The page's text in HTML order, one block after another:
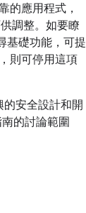
的應用程式，
調整。如要瞭
基礎功能，可提
則可停用這項
安全設計和開
的討論範圍